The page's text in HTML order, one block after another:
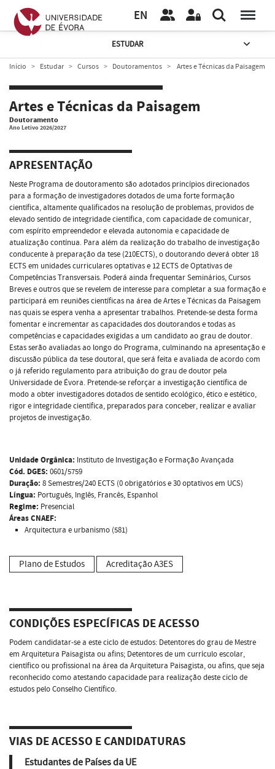
EN
ESTUDAR
Início Estudar Cursos Doutoramentos Artes e Técnicas da Paisagem
Artes e Técnicas da Paisagem
Doutoramento
Ano Letivo 2026/2027
APRESENTAÇÃO
Neste Programa de doutoramento são adotados princípios direcionados
para a formação de investigadores dotados de uma forte formação
científica, altamente qualificados na resolução de problemas, providos de
elevado sentido de integridade científica, com capacidade de comunicar,
com espírito empreendedor e elevada autonomia e capacidade de
atualização contínua. Para além da realização do trabalho de investigação
conducente à preparação da tese (210ECTS), o doutorando deverá obter 18
ECTS em unidades curriculares optativas e 12 ECTS de Optativas de
Competências Transversais. Poderá ainda frequentar Seminários, Cursos
Breves e outros que se revelem de interesse para completar a sua formação e
participará em reuniões científicas na área de Artes e Técnicas da Paisagem
nas quais se espera venha a apresentar trabalhos. Pretende-se desta forma
fomentar e incrementar as capacidades dos doutorandos e todas as
competências e capacidades exigidas a um candidato ao grau de doutor.
Estas serão avaliadas ao longo do Programa, culminando na apresentação e
discussão pública da tese doutoral, que será feita e avaliada de acordo com
o já referido regulamento para atribuição do grau de doutor pela
Universidade de Évora. Pretende-se reforçar a investigação científica de
modo a obter investigadores dotados de sentido ecológico, ético e estético,
rigor e integridade científica, preparados para conceber, realizar e avaliar
projetos de investigação.
Unidade Orgânica: Instituto de Investigação e Formação Avançada
Cód. DGES: 0601/5759
Duração: 8 Semestres/240 ECTS (0 obrigatórios e 30 optativos em UCS)
Língua: Português, Inglês, Francês, Espanhol
Regime: Presencial
Áreas CNAEF:
Arquitectura e urbanismo (581)
Plano de Estudos Acreditação A3ES
CONDIÇÕES ESPECÍFICAS DE ACESSO
Podem candidatar-se a este ciclo de estudos: Detentores do grau de Mestre
em Arquitetura Paisagista ou afins; Detentores de um currículo escolar,
científico ou profissional na área da Arquitetura Paisagista, ou afins, que seja
reconhecido como atestando capacidade para realização deste ciclo de
estudos pelo Conselho Científico.
VIAS DE ACESSO E CANDIDATURAS
Estudantes de Países da UE